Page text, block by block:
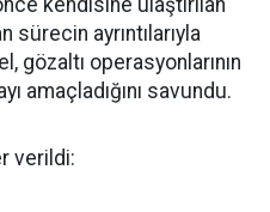
kendisine ulaştırılan
sürecin ayrıntılarıyla
gözaltı operasyonlarının
amaçladığını savundu.
verildi: